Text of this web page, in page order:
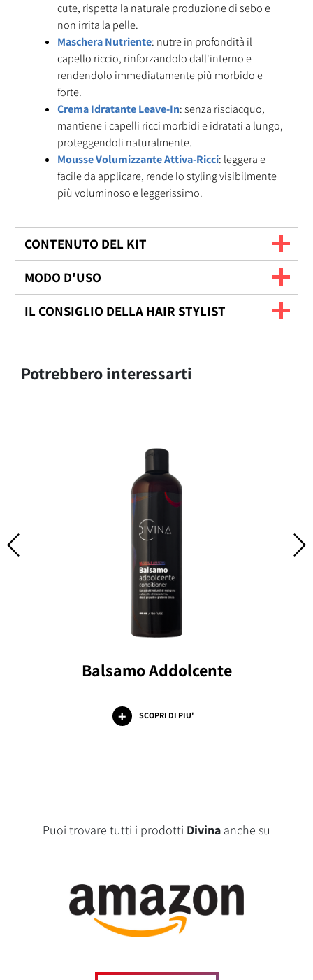
cute, rispetta la naturale produzione di sebo e
non irrita la pelle.
Maschera Nutriente: nutre in profondità il
capello riccio, rinforzandolo dall'interno e
rendendolo immediatamente più morbido e
forte.
Crema Idratante Leave-In: senza risciacquo,
mantiene i capelli ricci morbidi e idratati a lungo,
proteggendoli naturalmente.
Mousse Volumizzante Attiva-Ricci: leggera e
facile da applicare, rende lo styling visibilmente
più voluminoso e leggerissimo.
CONTENUTO DEL KIT
MODO D'USO
IL CONSIGLIO DELLA HAIR STYLIST
Potrebbero interessarti
Balsamo Addolcente
SCOPRI DI PIU'
Puoi trovare tutti i prodotti Divina anche su